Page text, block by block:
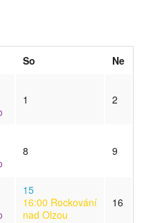
So Ne
1 2
8 9
15
16:00 Rockování
nad Olzou
16